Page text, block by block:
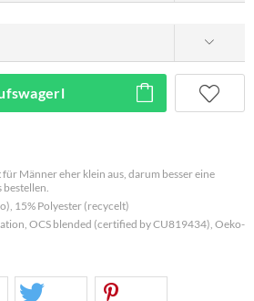
Männer eher klein aus, darum besser eine
15% Polyester (recycelt)
OCS blended (certified by CU819434), Oeko-